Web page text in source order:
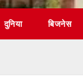
दुनिया बिजनेस